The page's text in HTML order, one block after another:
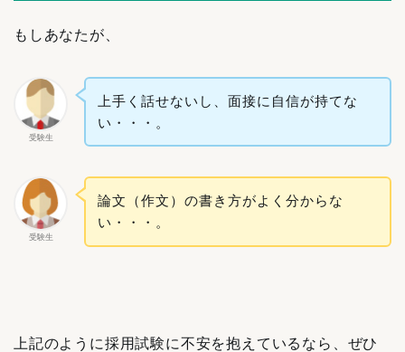
もしあなたが、
受験生
上手く話せないし、面接に自信が持てな
い・・・。
受験生
論文（作文）の書き方がよく分からな
い・・・。
上記のように採用試験に不安を抱えているなら、ぜひ